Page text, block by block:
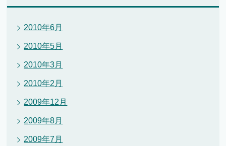
2010年6月
2010年5月
2010年3月
2010年2月
2009年12月
2009年8月
2009年7月